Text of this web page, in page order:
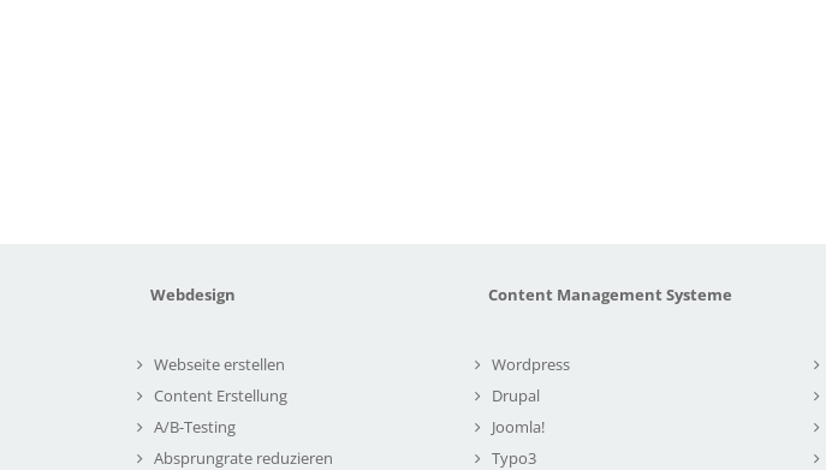
Webdesign
Webseite erstellen
Content Erstellung
A/B-Testing
Absprungrate reduzieren
Content Management Systeme
Wordpress
Drupal
Joomla!
Typo3